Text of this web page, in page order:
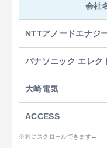
会社
NTTアノードエナジ
パナソニック エレク
大崎電気
ACCESS